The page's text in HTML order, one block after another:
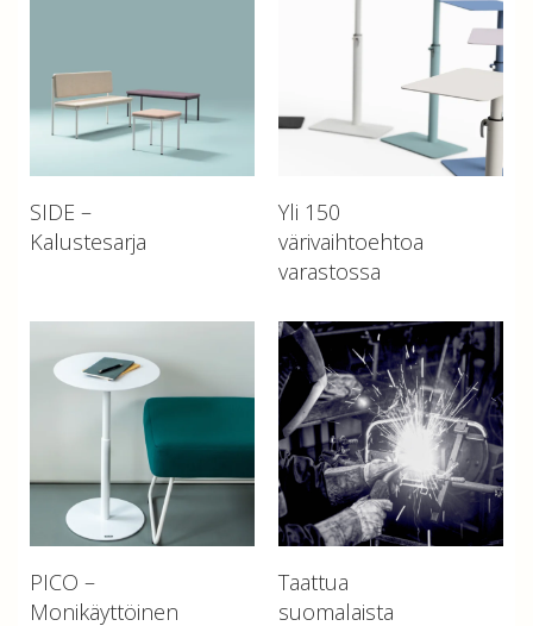
SIDE –
Kalustesarja
Yli 150
värivaihtoehtoa
varastossa
PICO –
Monikäyttöinen
Taattua
suomalaista